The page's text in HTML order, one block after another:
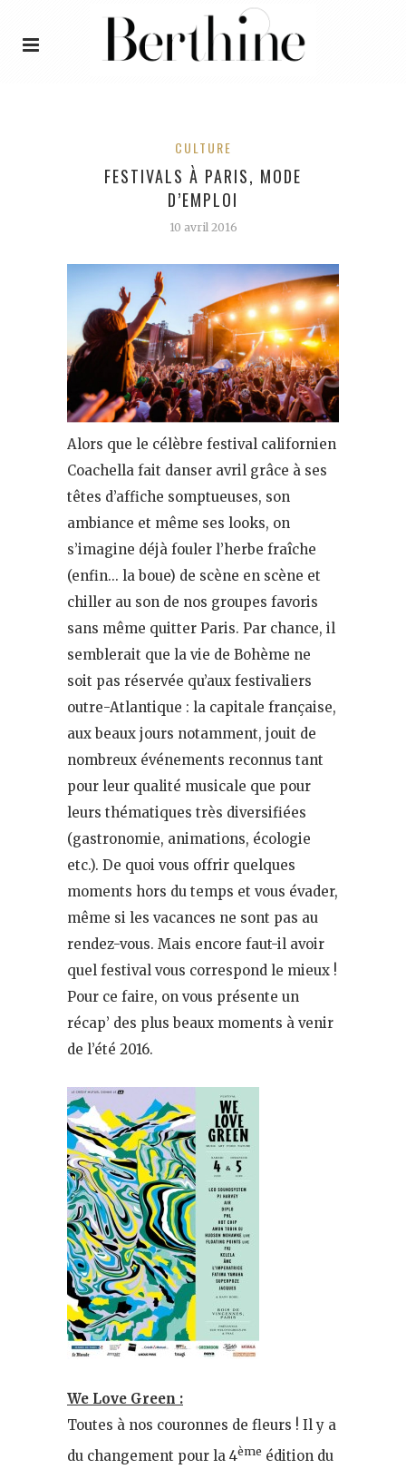
CULTURE
FESTIVALS À PARIS, MODE
D’EMPLOI
10 avril 2016
Alors que le célèbre festival californien
Coachella fait danser avril grâce à ses
têtes d’affiche somptueuses, son
ambiance et même ses looks, on
s’imagine déjà fouler l’herbe fraîche
(enfin… la boue) de scène en scène et
chiller au son de nos groupes favoris
sans même quitter Paris. Par chance, il
semblerait que la vie de Bohème ne
soit pas réservée qu’aux festivaliers
outre-Atlantique : la capitale française,
aux beaux jours notamment, jouit de
nombreux événements reconnus tant
pour leur qualité musicale que pour
leurs thématiques très diversifiées
(gastronomie, animations, écologie
etc.). De quoi vous offrir quelques
moments hors du temps et vous évader,
même si les vacances ne sont pas au
rendez-vous. Mais encore faut-il avoir
quel festival vous correspond le mieux !
Pour ce faire, on vous présente un
récap’ des plus beaux moments à venir
de l’été 2016.
We Love Green :
Toutes à nos couronnes de fleurs ! Il y a
du changement pour la 4ème édition du